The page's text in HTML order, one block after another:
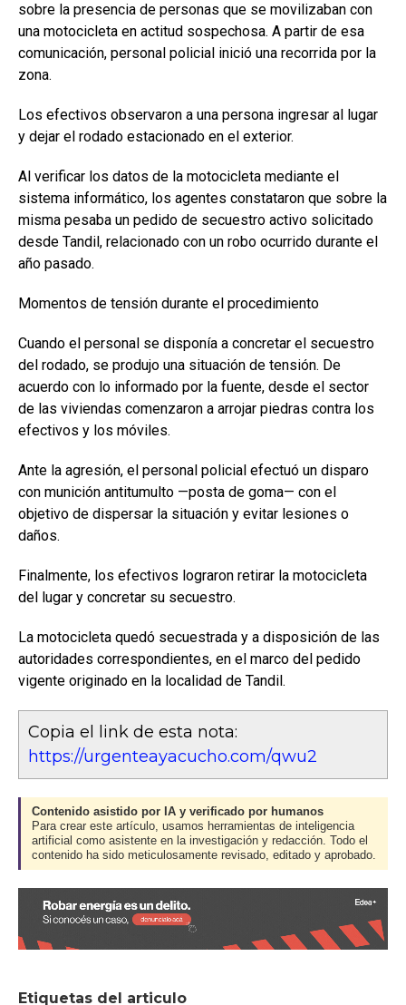
sobre la presencia de personas que se movilizaban con
una motocicleta en actitud sospechosa. A partir de esa
comunicación, personal policial inició una recorrida por la
zona.
Los efectivos observaron a una persona ingresar al lugar
y dejar el rodado estacionado en el exterior.
Al verificar los datos de la motocicleta mediante el
sistema informático, los agentes constataron que sobre la
misma pesaba un pedido de secuestro activo solicitado
desde Tandil, relacionado con un robo ocurrido durante el
año pasado.
Momentos de tensión durante el procedimiento
Cuando el personal se disponía a concretar el secuestro
del rodado, se produjo una situación de tensión. De
acuerdo con lo informado por la fuente, desde el sector
de las viviendas comenzaron a arrojar piedras contra los
efectivos y los móviles.
Ante la agresión, el personal policial efectuó un disparo
con munición antitumulto —posta de goma— con el
objetivo de dispersar la situación y evitar lesiones o
daños.
Finalmente, los efectivos lograron retirar la motocicleta
del lugar y concretar su secuestro.
La motocicleta quedó secuestrada y a disposición de las
autoridades correspondientes, en el marco del pedido
vigente originado en la localidad de Tandil.
Copia el link de esta nota:
https://urgenteayacucho.com/qwu2
Contenido asistido por IA y verificado por humanos
Para crear este artículo, usamos herramientas de inteligencia
artificial como asistente en la investigación y redacción. Todo el
contenido ha sido meticulosamente revisado, editado y aprobado.
Etiquetas del articulo